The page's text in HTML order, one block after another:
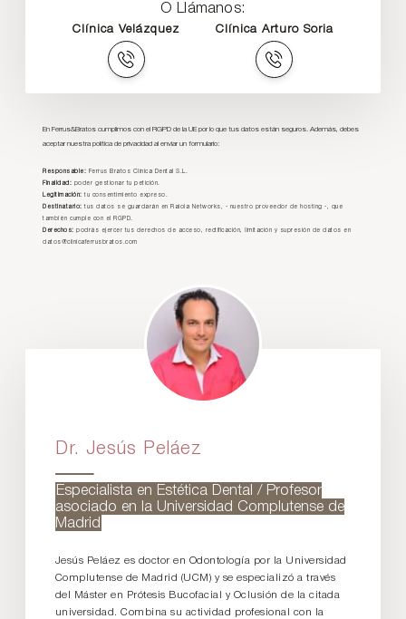
O Llámanos:
Clínica Velázquez Clínica Arturo Soria
En Ferrus&Bratos cumplimos con el RGPD de la UE por lo que tus datos están seguros. Además, debes
aceptar nuestra política de privacidad al enviar un formulario:
Responsable: Ferrus Bratos Clínica Dental S.L.
Finalidad: poder gestionar tu petición.
Legitimación: tu consentimiento expreso.
Destinatario: tus datos se guardarán en Raiola Networks, - nuestro proveedor de hosting -, que
también cumple con el RGPD.
Derechos: podrás ejercer tus derechos de acceso, rectificación, limitación y supresión de datos en
datos@clinicaferrusbratos.com
Dr. Jesús Peláez
Especialista en Estética Dental / Profesor
asociado en la Universidad Complutense de
Madrid
Jesús Peláez es doctor en Odontología por la Universidad
Complutense de Madrid (UCM) y se especializó a través
del Máster en Prótesis Bucofacial y Oclusión de la citada
universidad. Combina su actividad profesional con la